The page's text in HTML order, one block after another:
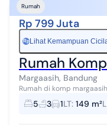
Rumah
Rp 799 Juta
Rp Lihat Kemampuan
Rumah
Margaasih, Bandung
Rumah di komp margaasih Akses mobil Strategis Nyaman dan
aman
5 3 1LT: 149 m²